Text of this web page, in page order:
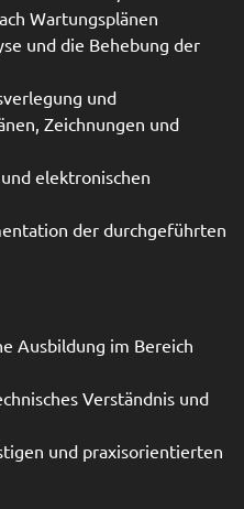
Wartungsplänen
und die Behebung der
und
Zeichnungen und
elektronischen
der durchgeführten
Ausbildung im Bereich
Verständnis und
und praxisorientierten